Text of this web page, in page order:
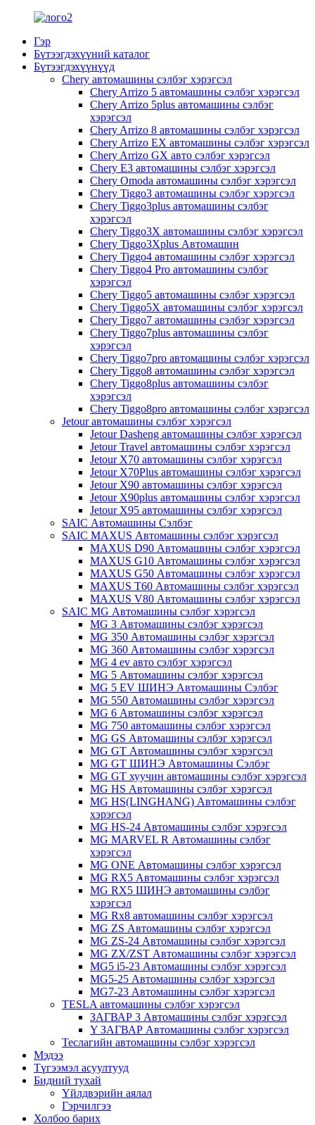
Гэр
Бүтээгдэхүүний каталог
Бүтээгдэхүүнүүд
Chery автомашины сэлбэг хэрэгсэл
Chery Arrizo 5 автомашины сэлбэг хэрэгсэл
Chery Arrizo 5plus автомашины сэлбэг
хэрэгсэл
Chery Arrizo 8 автомашины сэлбэг хэрэгсэл
Chery Arrizo EX автомашины сэлбэг хэрэгсэл
Chery Arrizo GX авто сэлбэг хэрэгсэл
Chery E3 автомашины сэлбэг хэрэгсэл
Chery Omoda автомашины сэлбэг хэрэгсэл
Chery Tiggo3 автомашины сэлбэг хэрэгсэл
Chery Tiggo3plus автомашины сэлбэг
хэрэгсэл
Chery Tiggo3X автомашины сэлбэг хэрэгсэл
Chery Tiggo3Xplus Автомашин
Chery Tiggo4 автомашины сэлбэг хэрэгсэл
Chery Tiggo4 Pro автомашины сэлбэг
хэрэгсэл
Chery Tiggo5 автомашины сэлбэг хэрэгсэл
Chery Tiggo5X автомашины сэлбэг хэрэгсэл
Chery Tiggo7 автомашины сэлбэг хэрэгсэл
Chery Tiggo7plus автомашины сэлбэг
хэрэгсэл
Chery Tiggo7pro автомашины сэлбэг хэрэгсэл
Chery Tiggo8 автомашины сэлбэг хэрэгсэл
Chery Tiggo8plus автомашины сэлбэг
хэрэгсэл
Chery Tiggo8pro автомашины сэлбэг хэрэгсэл
Jetour автомашины сэлбэг хэрэгсэл
Jetour Dasheng автомашины сэлбэг хэрэгсэл
Jetour Travel автомашины сэлбэг хэрэгсэл
Jetour X70 автомашины сэлбэг хэрэгсэл
Jetour X70Plus автомашины сэлбэг хэрэгсэл
Jetour X90 автомашины сэлбэг хэрэгсэл
Jetour X90plus автомашины сэлбэг хэрэгсэл
Jetour X95 автомашины сэлбэг хэрэгсэл
SAIC Автомашины Сэлбэг
SAIC MAXUS Автомашины сэлбэг хэрэгсэл
MAXUS D90 Автомашины сэлбэг хэрэгсэл
MAXUS G10 Автомашины сэлбэг хэрэгсэл
MAXUS G50 Автомашины сэлбэг хэрэгсэл
MAXUS T60 Автомашины сэлбэг хэрэгсэл
MAXUS V80 Автомашины сэлбэг хэрэгсэл
SAIC MG Автомашины сэлбэг хэрэгсэл
MG 3 Автомашины сэлбэг хэрэгсэл
MG 350 Автомашины сэлбэг хэрэгсэл
MG 360 Автомашины сэлбэг хэрэгсэл
MG 4 ev авто сэлбэг хэрэгсэл
MG 5 Автомашины сэлбэг хэрэгсэл
MG 5 EV ШИНЭ Автомашины Сэлбэг
MG 550 Автомашины сэлбэг хэрэгсэл
MG 6 Автомашины сэлбэг хэрэгсэл
MG 750 автомашины сэлбэг хэрэгсэл
MG GS Автомашины сэлбэг хэрэгсэл
MG GT Автомашины сэлбэг хэрэгсэл
MG GT ШИНЭ Автомашины Сэлбэг
MG GT хуучин автомашины сэлбэг хэрэгсэл
MG HS Автомашины сэлбэг хэрэгсэл
MG HS(LINGHANG) Автомашины сэлбэг
хэрэгсэл
MG HS-24 Автомашины сэлбэг хэрэгсэл
MG MARVEL R Автомашины сэлбэг
хэрэгсэл
MG ONE Автомашины сэлбэг хэрэгсэл
MG RX5 Автомашины сэлбэг хэрэгсэл
MG RX5 ШИНЭ автомашины сэлбэг
хэрэгсэл
MG Rx8 автомашины сэлбэг хэрэгсэл
MG ZS Автомашины сэлбэг хэрэгсэл
MG ZS-24 Автомашины сэлбэг хэрэгсэл
MG ZX/ZST Автомашины сэлбэг хэрэгсэл
MG5 i5-23 Автомашины сэлбэг хэрэгсэл
MG5-25 Автомашины сэлбэг хэрэгсэл
MG7-23 Автомашины сэлбэг хэрэгсэл
TESLA автомашины сэлбэг хэрэгсэл
ЗАГВАР 3 Автомашины сэлбэг хэрэгсэл
Y ЗАГВАР Автомашины сэлбэг хэрэгсэл
Теслагийн автомашины сэлбэг хэрэгсэл
Мэдээ
Түгээмэл асуултууд
Бидний тухай
Үйлдвэрийн аялал
Гэрчилгээ
Холбоо барих